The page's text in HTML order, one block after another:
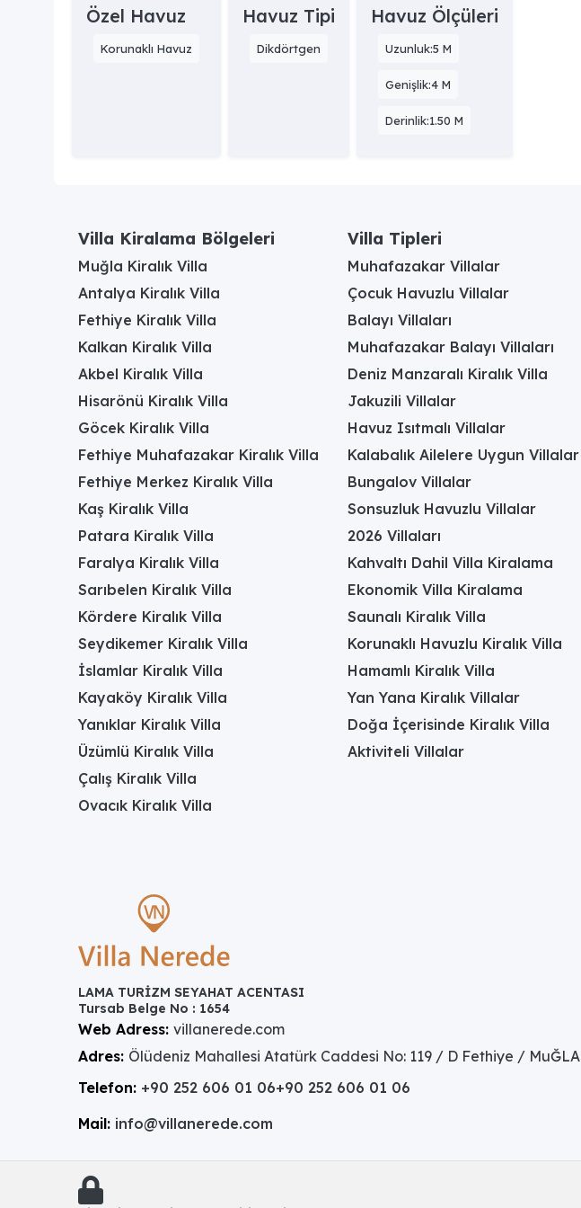
Özel Havuz
Korunaklı Havuz
Havuz Tipi
Dikdörtgen
Havuz Ölçüleri
Uzunluk:5 M
Genişlik:4 M
Derinlik:1.50 M
Villa Kiralama Bölgeleri
Muğla Kiralık Villa
Antalya Kiralık Villa
Fethiye Kiralık Villa
Kalkan Kiralık Villa
Akbel Kiralık Villa
Hisarönü Kiralık Villa
Göcek Kiralık Villa
Fethiye Muhafazakar Kiralık Villa
Fethiye Merkez Kiralık Villa
Kaş Kiralık Villa
Patara Kiralık Villa
Faralya Kiralık Villa
Sarıbelen Kiralık Villa
Kördere Kiralık Villa
Seydikemer Kiralık Villa
İslamlar Kiralık Villa
Kayaköy Kiralık Villa
Yanıklar Kiralık Villa
Üzümlü Kiralık Villa
Çalış Kiralık Villa
Ovacık Kiralık Villa
Villa Tipleri
Muhafazakar Villalar
Çocuk Havuzlu Villalar
Balayı Villaları
Muhafazakar Balayı Villaları
Deniz Manzaralı Kiralık Villa
Jakuzili Villalar
Havuz Isıtmalı Villalar
Kalabalık Ailelere Uygun Villalar
Bungalov Villalar
Sonsuzluk Havuzlu Villalar
2026 Villaları
Kahvaltı Dahil Villa Kiralama
Ekonomik Villa Kiralama
Saunalı Kiralık Villa
Korunaklı Havuzlu Kiralık Villa
Hamamlı Kiralık Villa
Yan Yana Kiralık Villalar
Doğa İçerisinde Kiralık Villa
Aktiviteli Villalar
LAMA TURİZM SEYAHAT ACENTASI
Tursab Belge No : 1654
Web Adress: villanerede.com
Adres: Ölüdeniz Mahallesi Atatürk Caddesi No: 119 / D Fethiye / MuĞLA
Telefon: +90 252 606 01 06+90 252 606 01 06
Mail: info@villanerede.com